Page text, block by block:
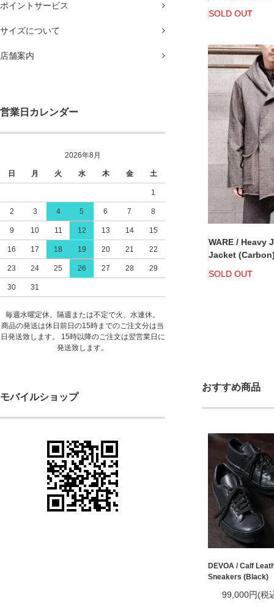
ポイントサービス
サイズについて
店舗案内
営業日カレンダー
2026年8月
日 月 火 水 木 金 土
1
2 3 4 5 6 7 8
9 10 11 12 13 14 15
16 17 18 19 20 21 22
23 24 25 26 27 28 29
30 31
毎週水曜定休。隔週または不定で火、水連休。
商品の発送は休日前日の15時までのご注文分は当
日発送致します。 15時以降のご注文は翌営業日に
発送致します。
モバイルショップ
SOLD OUT
WARE / Heavy
Jacket
SOLD OUT
おすすめ商品
DEVOA / Calf
Sneakers (Black)
99,000円(税